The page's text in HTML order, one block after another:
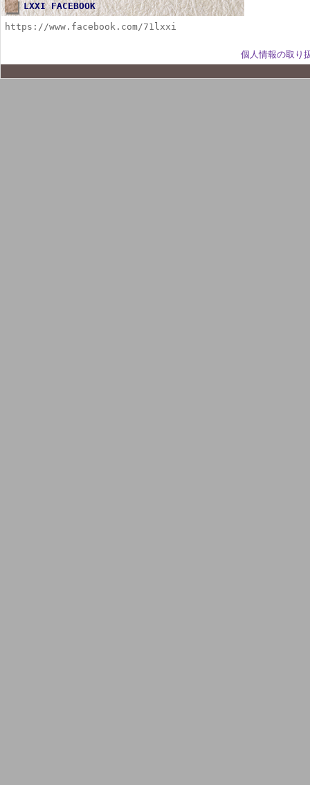
LXXI FACEBOOK
https://www.facebook.com/71lxxi
個人情報の取り